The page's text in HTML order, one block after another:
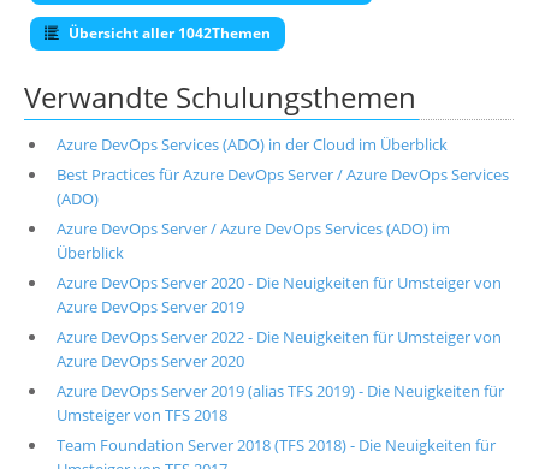
Übersicht aller 1042Themen
Verwandte Schulungsthemen
Azure DevOps Services (ADO) in der Cloud im Überblick
Best Practices für Azure DevOps Server / Azure DevOps Services
(ADO)
Azure DevOps Server / Azure DevOps Services (ADO) im
Überblick
Azure DevOps Server 2020 - Die Neuigkeiten für Umsteiger von
Azure DevOps Server 2019
Azure DevOps Server 2022 - Die Neuigkeiten für Umsteiger von
Azure DevOps Server 2020
Azure DevOps Server 2019 (alias TFS 2019) - Die Neuigkeiten für
Umsteiger von TFS 2018
Team Foundation Server 2018 (TFS 2018) - Die Neuigkeiten für